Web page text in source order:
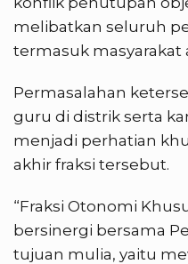
melibatkan seluruh
termasuk masyarakat
Permasalahan
guru di distrik serta
menjadi perhatian
akhir fraksi tersebut.
“Fraksi Otonomi
bersinergi bersama
tujuan mulia, yaitu